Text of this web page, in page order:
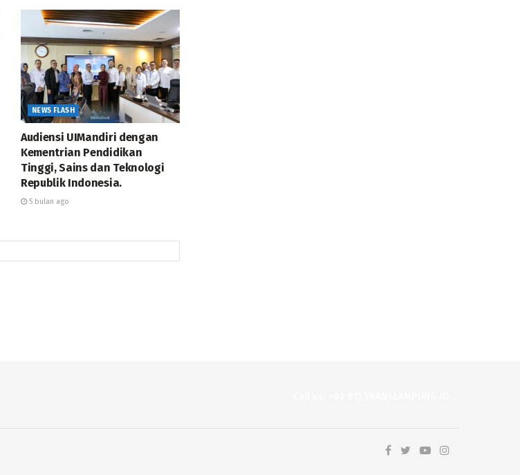
NEWS FLASH
Audiensi UIMandiri dengan
Kementrian Pendidikan
Tinggi, Sains dan Teknologi
Republik Indonesia.
5 bulan ago